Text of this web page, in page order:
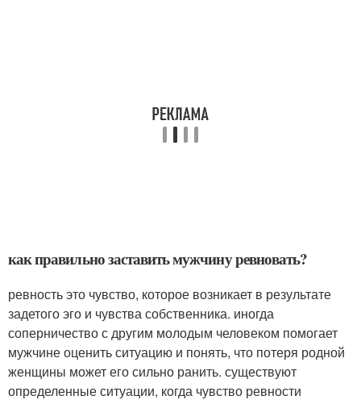
как правильно заставить мужчину ревновать?
ревность это чувство, которое возникает в результате
задетого эго и чувства собственника. иногда
соперничество с другим молодым человеком помогает
мужчине оценить ситуацию и понять, что потеря родной
женщины может его сильно ранить. существуют
определенные ситуации, когда чувство ревности